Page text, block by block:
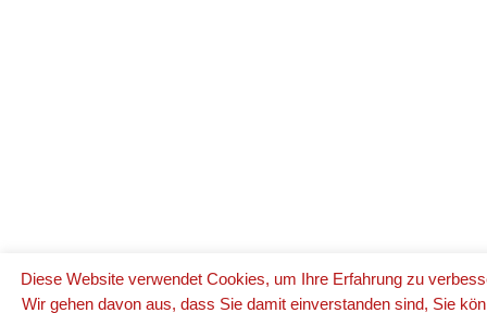
Diese Website verwendet Cookies, um Ihre Erfahrung zu
Wir gehen davon aus, dass Sie damit einverstanden sind, Sie